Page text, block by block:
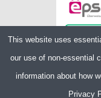
Merlin
Buckshaw
This website uses
our use of non-essential
information about how
Privacy